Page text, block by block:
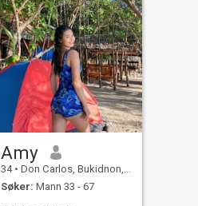
Amy
34 • Don Carlos, Bukidnon, Filippinene
Søker: Mann 33 - 67